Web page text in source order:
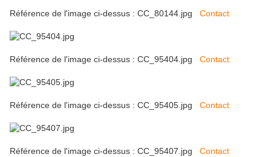
Référence de l'image ci-dessus : CC_80144.jpg Contact
Référence de l'image ci-dessus : CC_95404.jpg Contact
Référence de l'image ci-dessus : CC_95405.jpg Contact
Référence de l'image ci-dessus : CC_95407.jpg Contact